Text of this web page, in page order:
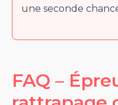
une seconde
FAQ –